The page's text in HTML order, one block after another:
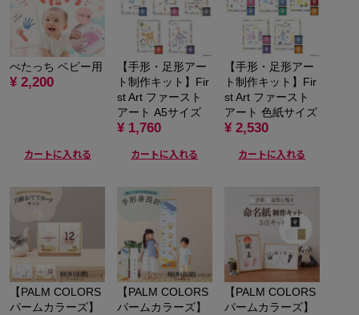
ぺたっち ベビー用
¥ 2,200
カートに入れる
【手形・足形アー
ト制作キット】Fir
st Art ファースト
アート A5サイズ
¥ 1,760
カートに入れる
【手形・足形アー
ト制作キット】Fir
st Art ファースト
アート 色紙サイズ
¥ 2,530
カートに入れる
【PALM COLORS
パームカラーズ】
【PALM COLORS
パームカラーズ】
【PALM COLORS
パームカラーズ】